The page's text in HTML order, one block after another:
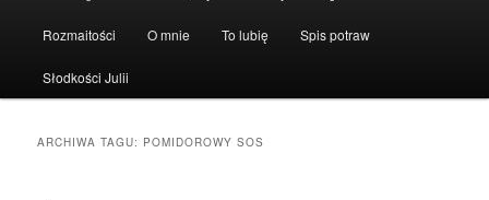
Rozmaitości O mnie To lubię Spis potraw
Słodkości Julii
ARCHIWA TAGU: POMIDOROWY SOS